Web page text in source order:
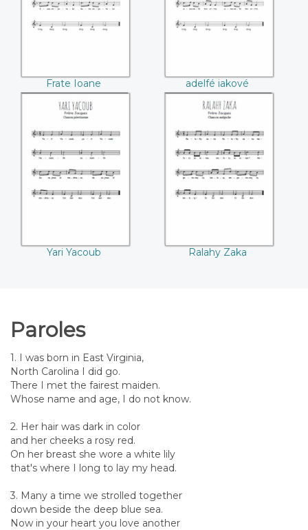
Frate Ioane adelfé iakové
Yari Yacoub
Yari Yacoub
Ralahy Zaka
Ralahy Zaka
Paroles
1. I was born in East Virginia,
North Carolina I did go.
There I met the fairest maiden.
Whose name and age, I do not know.
2. Her hair was dark in color
and her cheeks a rosy red.
On her breast she wore a white lily
that's where I long to lay my head.
3. Many a time we strolled together
down beside the deep blue sea.
Now in your heart you love another